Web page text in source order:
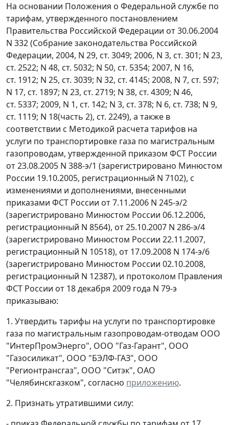
На основании Положения о Федеральной службе по
тарифам, утвержденного постановлением
Правительства Российской Федерации от 30.06.2004
N 332 (Собрание законодательства Российской
Федерации, 2004, N 29, ст. 3049; 2006, N 3, ст. 301; N 23,
ст. 2522; N 48, ст. 5032; N 50, ст. 5354; 2007, N 16,
ст. 1912; N 25, ст. 3039; N 32, ст. 4145; 2008, N 7, ст. 597;
N 17, ст. 1897; N 23, ст. 2719; N 38, ст. 4309; N 46,
ст. 5337; 2009, N 1, ст. 142; N 3, ст. 378; N 6, ст. 738; N 9,
ст. 1119; N 18(часть 2), ст. 2249), а также в
соответствии с Методикой расчета тарифов на
услуги по транспортировке газа по магистральным
газопроводам, утвержденной приказом ФСТ России
от 23.08.2005 N 388-э/1 (зарегистрировано Минюстом
России 19.10.2005, регистрационный N 7102), с
изменениями и дополнениями, внесенными
приказами ФСТ России от 7.11.2006 N 245-э/2
(зарегистрировано Минюстом России 06.12.2006,
регистрационный N 8564), от 25.10.2007 N 286-э/4
(зарегистрировано Минюстом России 22.11.2007,
регистрационный N 10518), от 17.09.2008 N 174-э/6
(зарегистрировано Минюстом России 02.10.2008,
регистрационный N 12387), и протоколом Правления
ФСТ России от 18 декабря 2009 года N 79-э
приказываю:
1. Утвердить тарифы на услуги по транспортировке
газа по магистральным газопроводам-отводам ООО
"ИнтерПромЭнерго", ООО "Газ-Гарант", ООО
"Газосиликат", ООО "БЭЛФ-ГАЗ", ООО
"Регионтрансгаз", ООО "Ситэк", ОАО
"Челябинскгазком", согласно приложению.
2. Признать утратившими силу: